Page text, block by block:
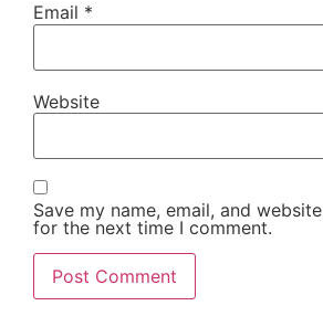
Email *
Website
Save my name, email, and
for the next time I comment.